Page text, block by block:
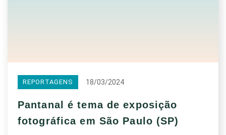
REPORTAGENS 18/03/2024
Pantanal é tema de exposição
fotográfica em São Paulo (SP)